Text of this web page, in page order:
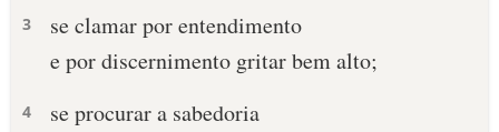
ESTUDOS BÍBLICOS
ESBOÇOS DE PREGAÇÃO
3
se clamar por entendimento
e por discernimento gritar bem alto;
4
se procurar a sabedoria